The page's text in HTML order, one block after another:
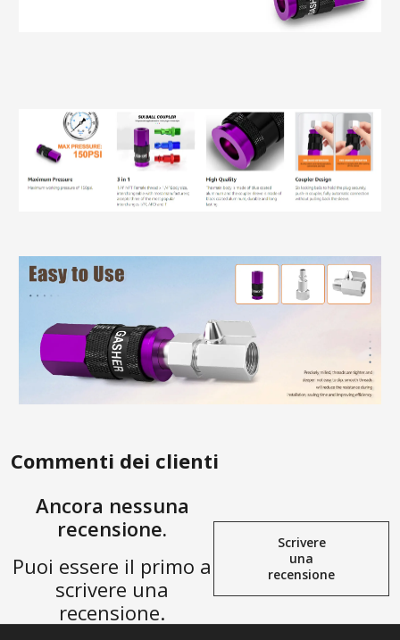
Commenti dei clienti
Ancora nessuna
recensione.
Puoi essere il primo a
scrivere una
recensione.
Scrivere
una
recensione